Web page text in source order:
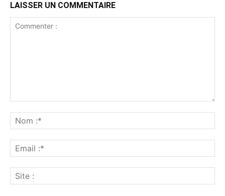
LAISSER UN COMMENTAIRE